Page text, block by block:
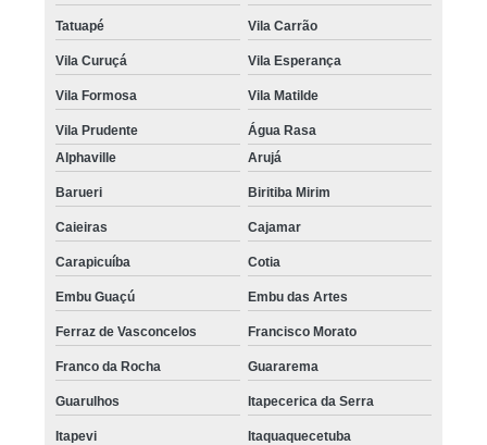
preço de micropigmentação capilar cabelo branco Cidade Patriarca
micropigmentação preenchimento cabelo valor M'Boi Mirim
micropigmentação cabelo masculino preço Vila Gustavo
micropigmentação cabelo feminino Zona Norte
micropigmentação masculina cabelo Itaquaquecetuba
micropigmentação no cabelo agendar Tucuruvi
valor de micropigmentação cabelo homem Jardins
micropigmentação capilar cabelo grande agendar Mooca
onde fazer micropigmentação capilar cabelo branco Sé
preço de micropigmentação fio a fio capilar Pirapora do Bom Jesus
Tatuapé Vila Carrão
Vila Curuçá Vila Esperança
Vila Formosa Vila Matilde
Vila Prudente
Água Rasa
Alphaville
Arujá
Barueri Biritiba Mirim
Caieiras Cajamar
Carapicuíba Cotia
Embu Guaçú Embu das Artes
Ferraz de Vasconcelos Francisco Morato
Franco da Rocha Guararema
Guarulhos Itapecerica da Serra
Itapevi Itaquaquecetuba